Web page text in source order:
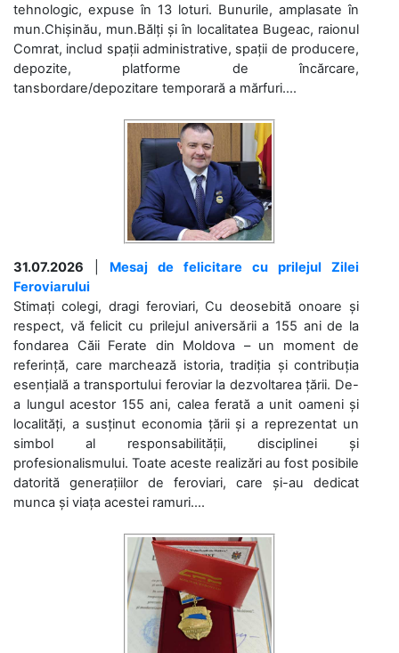
tehnologic, expuse în 13 loturi. Bunurile, amplasate în
mun.Chișinău, mun.Bălți și în localitatea Bugeac, raionul
Comrat, includ spații administrative, spații de producere,
depozite, platforme de încărcare,
tansbordare/depozitare temporară a mărfuri....
31.07.2026
Mesaj de felicitare cu prilejul Zilei
Feroviarului
Stimați colegi, dragi feroviari, Cu deosebită onoare și
respect, vă felicit cu prilejul aniversării a 155 ani de la
fondarea Căii Ferate din Moldova – un moment de
referință, care marchează istoria, tradiția și contribuția
esențială a transportului feroviar la dezvoltarea țării. De-
a lungul acestor 155 ani, calea ferată a unit oameni și
localități, a susținut economia țării și a reprezentat un
simbol al responsabilității, disciplinei și
profesionalismului. Toate aceste realizări au fost posibile
datorită generațiilor de feroviari, care și-au dedicat
munca și viața acestei ramuri....